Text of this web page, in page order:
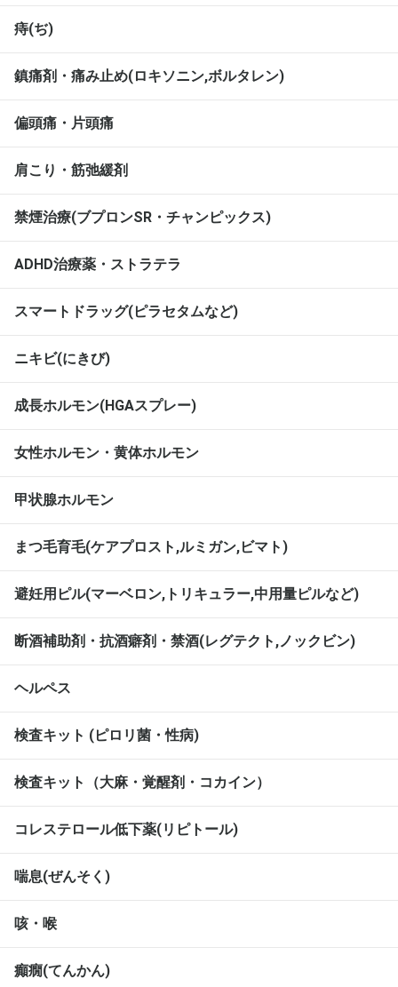
痔(ぢ)
鎮痛剤・痛み止め(ロキソニン,ボルタレン)
偏頭痛・片頭痛
肩こり・筋弛緩剤
禁煙治療(ブプロンSR・チャンピックス)
ADHD治療薬・ストラテラ
スマートドラッグ(ピラセタムなど)
ニキビ(にきび)
成長ホルモン(HGAスプレー)
女性ホルモン・黄体ホルモン
甲状腺ホルモン
まつ毛育毛(ケアプロスト,ルミガン,ビマト)
避妊用ピル(マーベロン,トリキュラー,中用量ピルなど)
断酒補助剤・抗酒癖剤・禁酒(レグテクト,ノックビン)
ヘルペス
検査キット (ピロリ菌・性病)
検査キット（大麻・覚醒剤・コカイン）
コレステロール低下薬(リピトール)
喘息(ぜんそく)
咳・喉
癲癇(てんかん)